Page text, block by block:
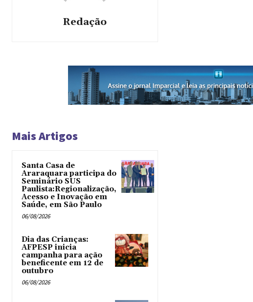
Redação
Mais Artigos
Santa Casa de
Araraquara participa do
Seminário SUS
Paulista:Regionalização,
Acesso e Inovação em
Saúde, em São Paulo
06/08/2026
Dia das Crianças:
AFPESP inicia
campanha para ação
beneficente em 12 de
outubro
06/08/2026